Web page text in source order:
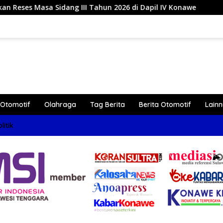
2026 di Dapil IV Konawe Reses di Labela, Anggota
Otomotif Olahraga Tag Berita Berita Otomotif